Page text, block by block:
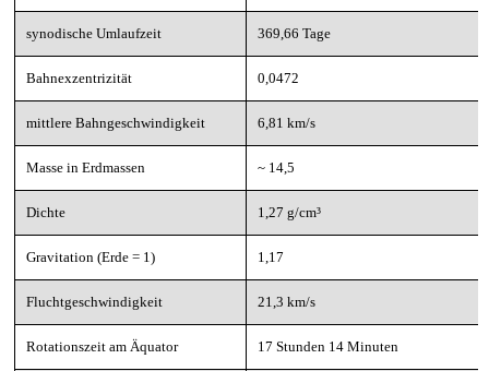
synodische Umlaufzeit 369,66 Tage
Bahnexzentrizität 0,0472
mittlere Bahngeschwindigkeit 6,81 km/s
Masse in Erdmassen ~ 14,5
Dichte 1,27 g/cm³
Gravitation (Erde = 1) 1,17
Fluchtgeschwindigkeit 21,3 km/s
Rotationszeit am Äquator 17 Stunden 14 Minuten